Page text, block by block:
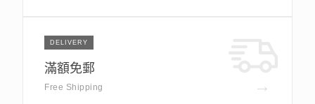
DELIVERY
滿額免郵
Free Shipping →